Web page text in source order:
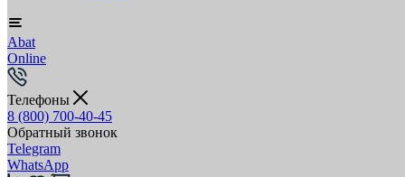
Abat
Online
Телефоны
8 (800) 700-40-45
Обратный звонок
Telegram
WhatsApp